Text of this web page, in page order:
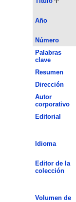
Año
Número
Palabras
clave
Resumen
Dirección
Autor
corporativo
Editorial
Idioma
Editor de la
colección
Volumen de